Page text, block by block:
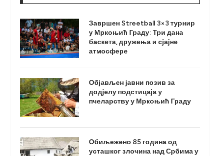
Завршен Streetball 3×3 турнир
у Мркоњић Граду: Три дана
баскета, дружења и сјајне
атмосфере
Објављен јавни позив за
додјелу подстицаја у
пчеларству у Мркоњић Граду
Обиљежено 85 година од
усташког злочина над Србима у